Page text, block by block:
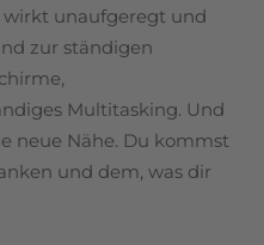
wirkt unaufgeregt und
zur ständigen
Multitasking. Und
neue Nähe. Du kommst
und dem, was dir